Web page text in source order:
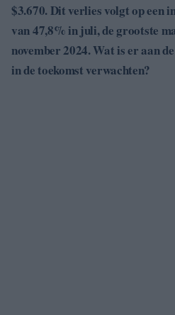
$3.670. Dit verlies volgt op een
van 47,8% in juli, de grootste
november 2024. Wat is er aan
in de toekomst verwachten?